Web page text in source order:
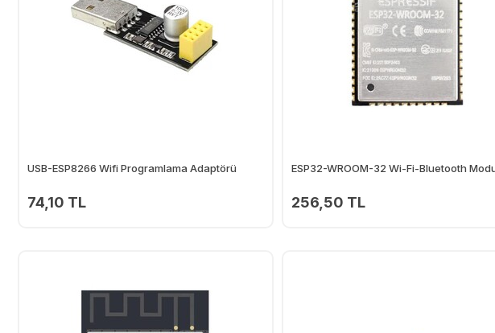
USB-ESP8266 Wifi Programlama Adaptörü
74,10 TL
ESP32-WROOM-32 Wi-Fi-Bluetooth
256,50 TL